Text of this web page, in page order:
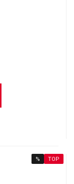
% TOP